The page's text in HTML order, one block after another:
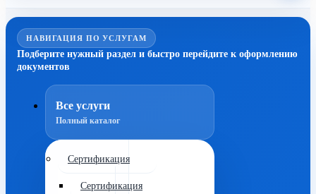
НАВИГАЦИЯ ПО УСЛУГАМ
Подберите нужный раздел и быстро перейдите к оформлению
документов
Все услуги
Полный каталог
Сертификация
Сертификация